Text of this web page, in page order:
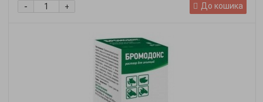
+
- До кошика